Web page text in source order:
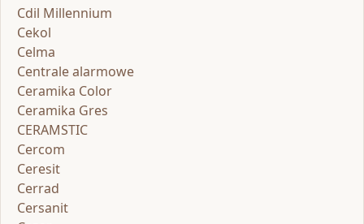
Cdil Millennium
Cekol
Celma
Centrale alarmowe
Ceramika Color
Ceramika Gres
CERAMSTIC
Cercom
Ceresit
Cerrad
Cersanit